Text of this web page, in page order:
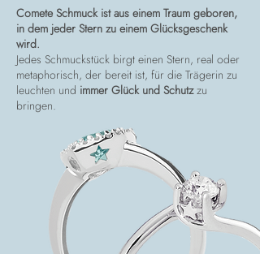
Comete Schmuck ist aus einem Traum geboren,
in dem jeder Stern zu einem Glücksgeschenk
wird.
Jedes Schmuckstück birgt einen Stern, real oder
metaphorisch, der bereit ist, für die Trägerin zu
leuchten und immer Glück und Schutzzu
bringen.